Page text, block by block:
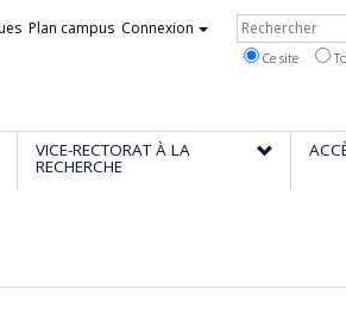
Plan campus Connexion
Ce site
VICE-RECTORAT À LA
RECHERCHE